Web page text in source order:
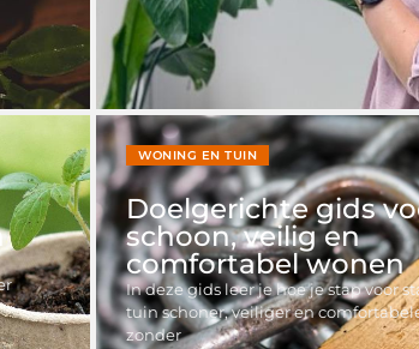
WONING EN TUIN
Doelgerichte gids
schoon, veilig en
comfortabel wonen
In deze gids leer je hoe je stap voor
tuin schoner, veiliger en
zonder